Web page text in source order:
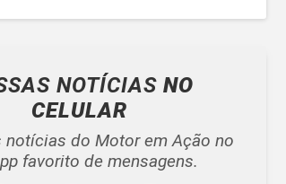
NOTÍCIASNO
CELULAR
notícias do Motor em Ação no
favorito de mensagens.